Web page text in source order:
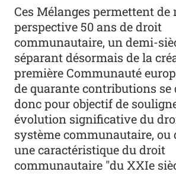
Ces Mélanges permettent de
perspective 50 ans de droit
communautaire, un demi-
séparant désormais de la
première Communauté
de quarante contributions
donc pour objectif de
évolution significative du
système communautaire, ou
une caractéristique du droit
communautaire "du XXIe